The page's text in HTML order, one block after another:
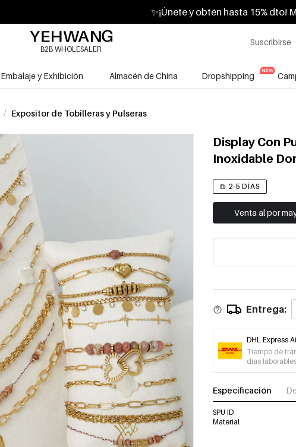
✨¡Únete y obtén hasta 15% dto!
Suscribirse
B2B WHOLESALER
Embalaje y Exhibición Almacén de China Dropshipping
/ Expositor de Tobilleras y Pulseras
Display Con
Inoxidable
2-5 DÍAS
Venta al por
Entrega:
DHL Express
Tiempo de
días
Especificación
SPU ID
Material